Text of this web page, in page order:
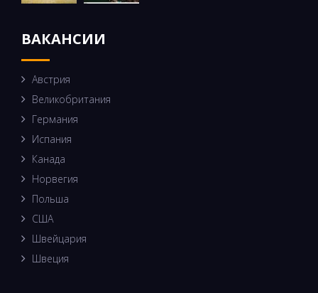
ВАКАНСИИ
Австрия
Великобритания
Германия
Испания
Канада
Норвегия
Польша
США
Швейцария
Швеция